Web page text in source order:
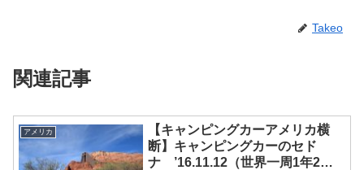
Takeo
関連記事
アメリカ
【キャンピングカーアメリカ横
断】キャンピングカーのセド
ナ ’16.11.12（世界一周1年2ヶ